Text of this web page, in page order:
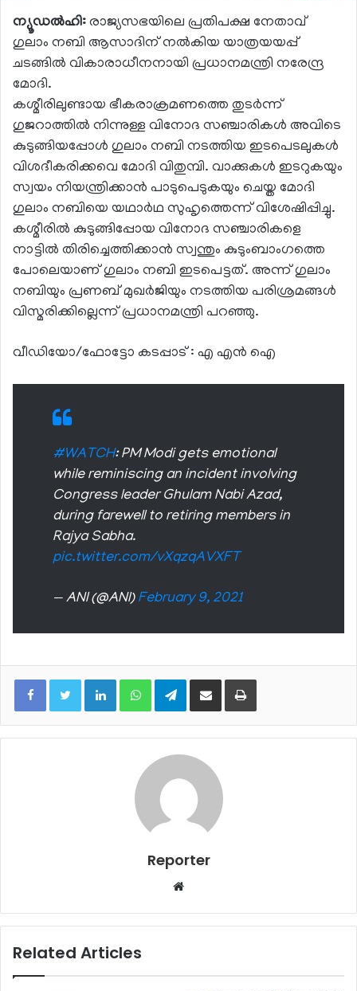
ന്യൂഡല്‍ഹി: രാജ്യസഭയിലെ പ്രതിപക്ഷ നേതാവ്
ഗുലാം നബി ആസാദിന് നല്‍കിയ യാത്രയയപ്പ്
ചടങ്ങില്‍ വികാരാധീനനായി പ്രധാനമന്ത്രി നരേന്ദ്ര
മോദി.
കശ്മീരിലുണ്ടായ ഭീകരാക്രമണത്തെ തുടര്‍ന്ന്
ഗുജറാത്തില്‍ നിന്നുള്ള വിനോദ സഞ്ചാരികള്‍ അവിടെ
കുടുങ്ങിയപ്പോള്‍ ഗുലാം നബി നടത്തിയ ഇടപെടലുകള്‍
വിശദീകരിക്കവെ മോദി വിതുമ്പി. വാക്കുകള്‍ ഇടറുകയും
സ്വയം നിയന്ത്രിക്കാന്‍ പാടുപെടുകയും ചെയ്ത മോദി
ഗുലാം നബിയെ യഥാര്‍ഥ സുഹൃത്തെന്ന് വിശേഷിപ്പിച്ചു.
കശ്മീരില്‍ കുടുങ്ങിപ്പോയ വിനോദ സഞ്ചാരികളെ
നാട്ടില്‍ തിരിച്ചെത്തിക്കാന്‍ സ്വന്തും കുടുംബാംഗത്തെ
പോലെയാണ് ഗുലാം നബി ഇടപെട്ടത്. അന്ന് ഗുലാം
നബിയും പ്രണബ് മുഖര്‍ജിയും നടത്തിയ പരിശ്രമങ്ങള്‍
വിസ്മരിക്കില്ലെന്ന് പ്രധാനമന്ത്രി പറഞ്ഞു.
വീഡിയോ/ഫോട്ടോ കടപ്പാട് : എ എന്‍ ഐ
#WATCH: PM Modi gets emotional
while reminiscing an incident involving
Congress leader Ghulam Nabi Azad,
during farewell to retiring members in
Rajya Sabha.
pic.twitter.com/vXqzqAVXFT
— ANI (@ANI) February 9, 2021
LinkedInWhatsAppTelegramShare via Email Print
Reporter
Website
Related Articles